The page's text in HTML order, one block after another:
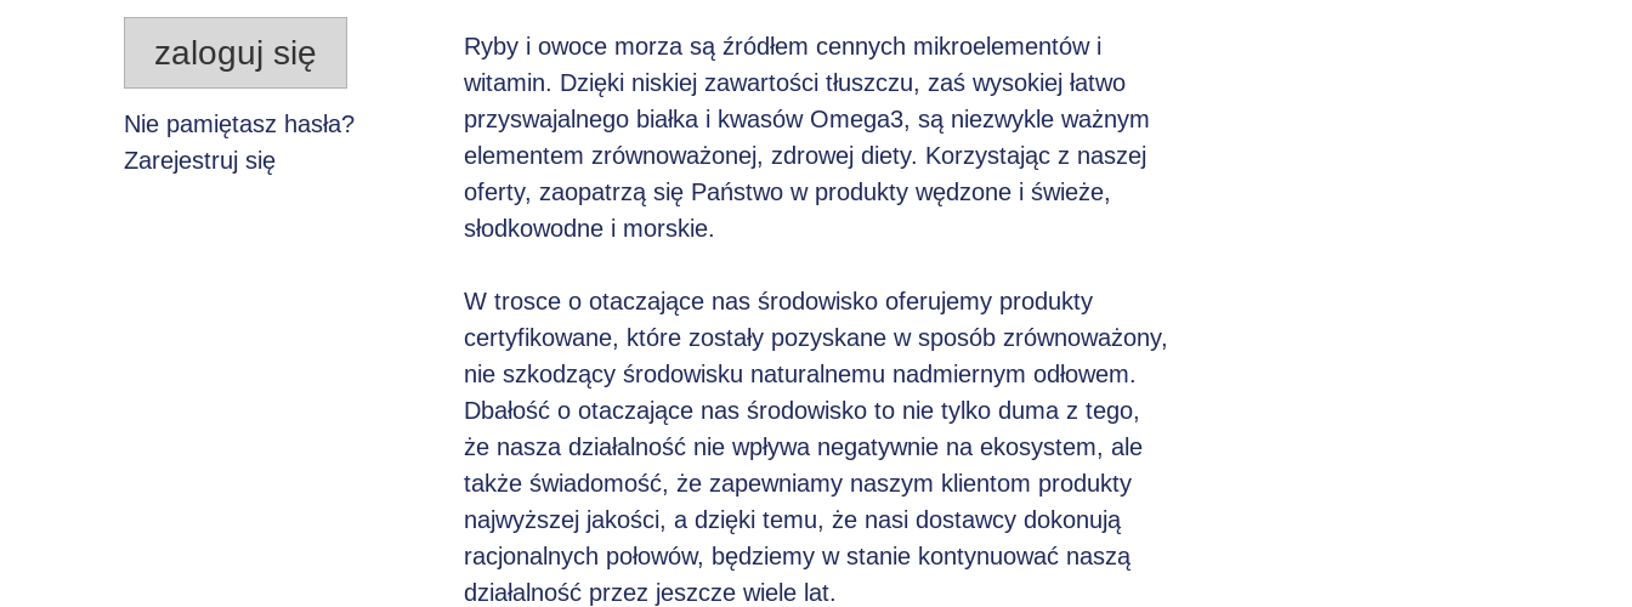
zaloguj się
Nie pamiętasz hasła?
Zarejestruj się
Ryby i owoce morza są źródłem cennych mikroelementów i
witamin. Dzięki niskiej zawartości tłuszczu, zaś wysokiej łatwo
przyswajalnego białka i kwasów Omega3, są niezwykle ważnym
elementem zrównoważonej, zdrowej diety. Korzystając z naszej
oferty, zaopatrzą się Państwo w produkty wędzone i świeże,
słodkowodne i morskie.
W trosce o otaczające nas środowisko oferujemy produkty
certyfikowane, które zostały pozyskane w sposób zrównoważony,
nie szkodzący środowisku naturalnemu nadmiernym odłowem.
Dbałość o otaczające nas środowisko to nie tylko duma z tego,
że nasza działalność nie wpływa negatywnie na ekosystem, ale
także świadomość, że zapewniamy naszym klientom produkty
najwyższej jakości, a dzięki temu, że nasi dostawcy dokonują
racjonalnych połowów, będziemy w stanie kontynuować naszą
działalność przez jeszcze wiele lat.